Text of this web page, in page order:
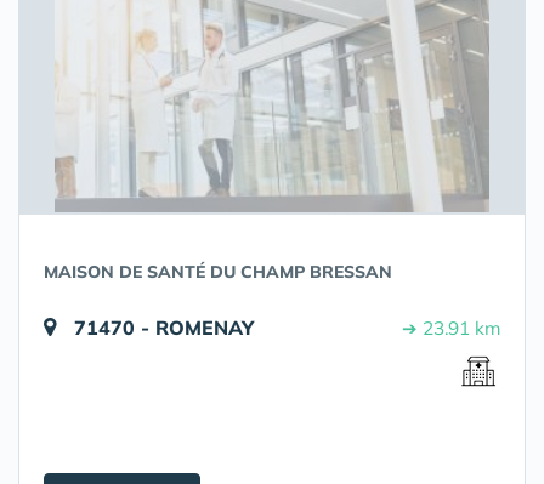
MAISON DE SANTÉ DU CHAMP BRESSAN
71470 - ROMENAY ➔ 23.91 km